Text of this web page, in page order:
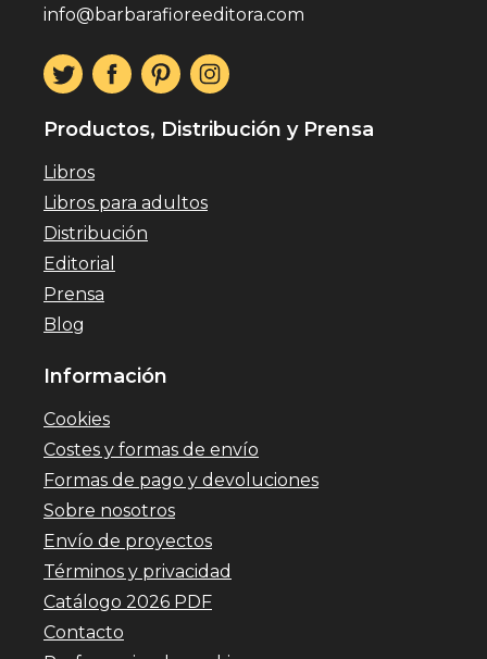
info@barbarafioreeditora.com
Productos, Distribución y Prensa
Libros
Libros para adultos
Distribución
Editorial
Prensa
Blog
Información
Cookies
Costes y formas de envío
Formas de pago y devoluciones
Sobre nosotros
Envío de proyectos
Términos y privacidad
Catálogo 2026 PDF
Contacto